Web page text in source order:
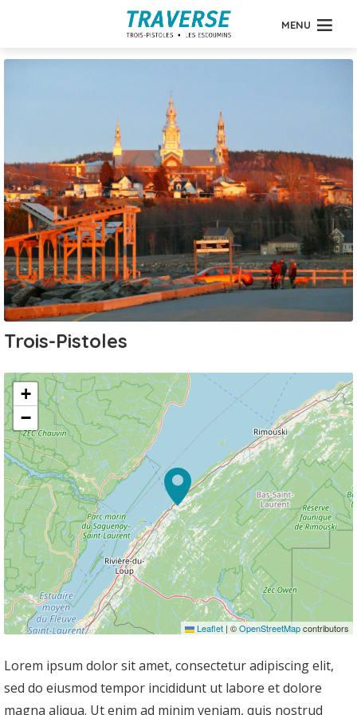
MENU
Trois-Pistoles
+
−
Leaflet | ©OpenStreetMapcontributors
Lorem ipsum dolor sit amet, consectetur adipiscing elit,
sed do eiusmod tempor incididunt ut labore et dolore
magna aliqua. Ut enim ad minim veniam, quis nostrud